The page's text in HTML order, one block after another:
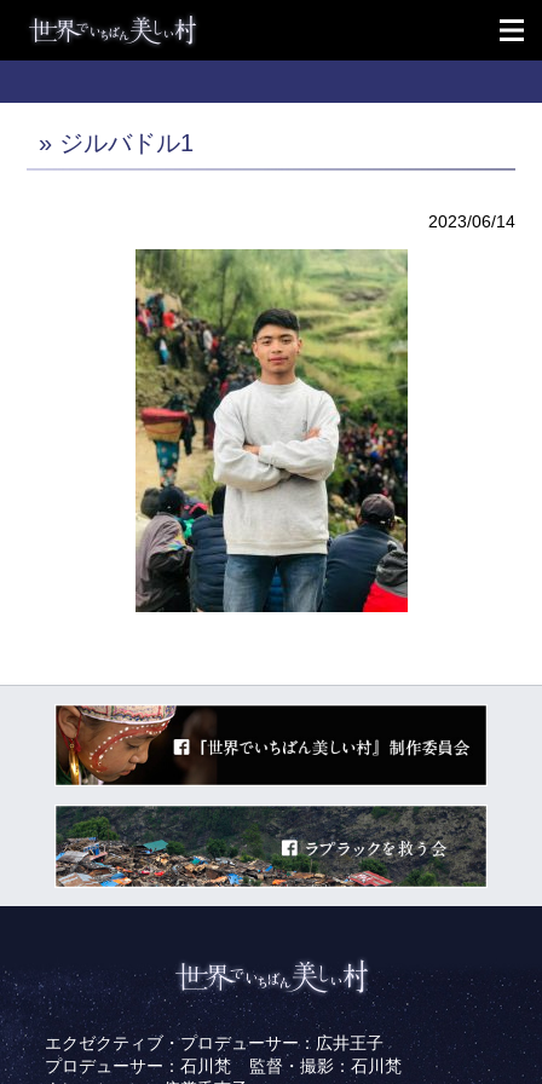
» ジルバドル1
2023/06/14
エクゼクティブ・プロデューサー：広井王子
プロデューサー：石川梵
監督・撮影：石川梵